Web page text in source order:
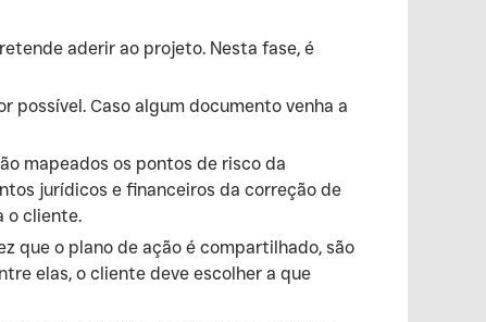
aderir ao projeto. Nesta fase, é
Caso algum documento venha a
mapeados os pontos de risco da
jurídicos e financeiros da correção de
o cliente.
que o plano de ação é compartilhado, são
elas, o cliente deve escolher a que